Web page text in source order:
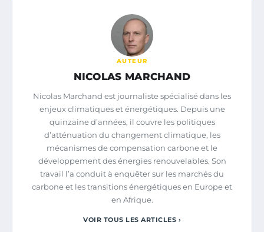
AUTEUR
NICOLAS MARCHAND
Nicolas Marchand est journaliste spécialisé dans les
enjeux climatiques et énergétiques. Depuis une
quinzaine d’années, il couvre les politiques
d’atténuation du changement climatique, les
mécanismes de compensation carbone et le
développement des énergies renouvelables. Son
travail l’a conduit à enquêter sur les marchés du
carbone et les transitions énergétiques en Europe et
en Afrique.
VOIR TOUS LES ARTICLES ›